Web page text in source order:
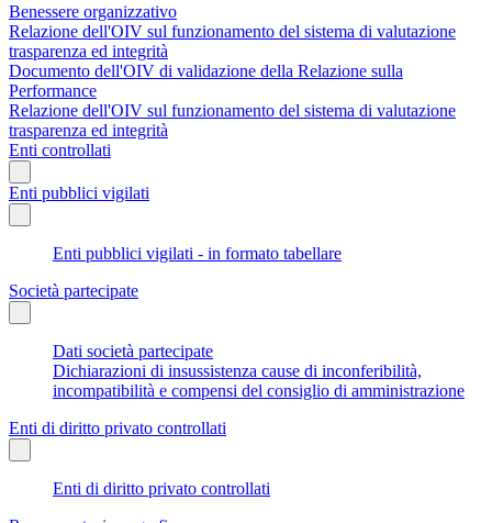
Benessere organizzativo
Relazione dell'OIV sul funzionamento del sistema di valutazione
trasparenza ed integrità
Documento dell'OIV di validazione della Relazione sulla
Performance
Relazione dell'OIV sul funzionamento del sistema di valutazione
trasparenza ed integrità
Enti controllati
Enti pubblici vigilati
Enti pubblici vigilati - in formato tabellare
Società partecipate
Dati società partecipate
Dichiarazioni di insussistenza cause di inconferibilità,
incompatibilità e compensi del consiglio di amministrazione
Enti di diritto privato controllati
Enti di diritto privato controllati